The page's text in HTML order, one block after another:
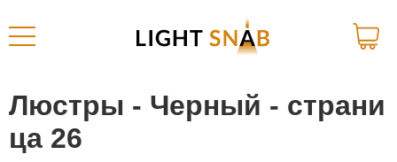
Люстры - Черный - страни
ца 26